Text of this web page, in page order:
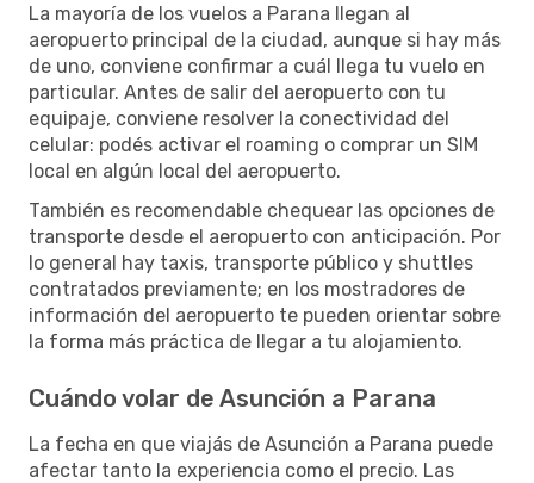
La mayoría de los vuelos a Parana llegan al
aeropuerto principal de la ciudad, aunque si hay más
de uno, conviene confirmar a cuál llega tu vuelo en
particular. Antes de salir del aeropuerto con tu
equipaje, conviene resolver la conectividad del
celular: podés activar el roaming o comprar un SIM
local en algún local del aeropuerto.
También es recomendable chequear las opciones de
transporte desde el aeropuerto con anticipación. Por
lo general hay taxis, transporte público y shuttles
contratados previamente; en los mostradores de
información del aeropuerto te pueden orientar sobre
la forma más práctica de llegar a tu alojamiento.
Cuándo volar de Asunción a Parana
La fecha en que viajás de Asunción a Parana puede
afectar tanto la experiencia como el precio. Las